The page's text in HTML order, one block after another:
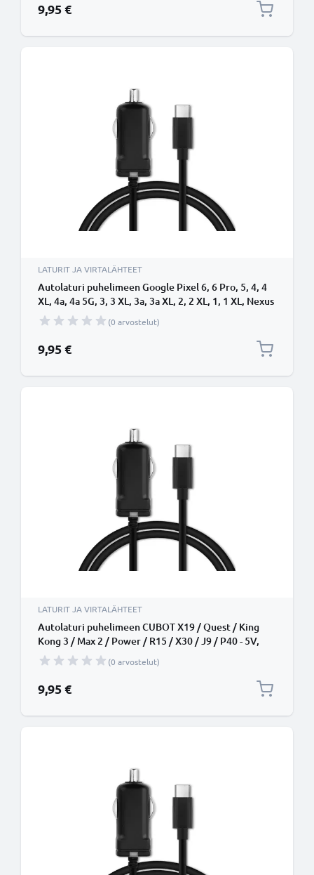
9,95 €
LATURIT JA VIRTALÄHTEET
Autolaturi puhelimeen Google Pixel 6, 6 Pro, 5, 4, 4
XL, 4a, 4a 5G, 3, 3 XL, 3a, 3a XL, 2, 2 XL, 1, 1 XL, Nexus
6P, 5X - 5V, 12W, 2.4A, tupakansytytinlaturin johto
1.1m
(0 arvostelut)
9,95 €
LATURIT JA VIRTALÄHTEET
Autolaturi puhelimeen CUBOT X19 / Quest / King
Kong 3 / Max 2 / Power / R15 / X30 / J9 / P40 - 5V,
12W, 2.4A, tupakansytytinlaturin johto 1.1m
(0 arvostelut)
9,95 €